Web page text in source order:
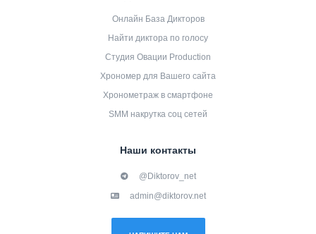
Онлайн База Дикторов
Найти диктора по голосу
Студия Овации Production
Хрономер для Вашего сайта
Хронометраж в смартфоне
SMM накрутка соц сетей
Наши контакты
@Diktorov_net
admin@diktorov.net